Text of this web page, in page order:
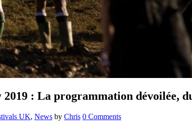
: La programmation dévoilée,
UK, News by Chris 0 Comments